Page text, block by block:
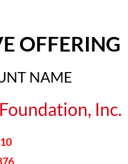
OFFERING
NAME
Inc.